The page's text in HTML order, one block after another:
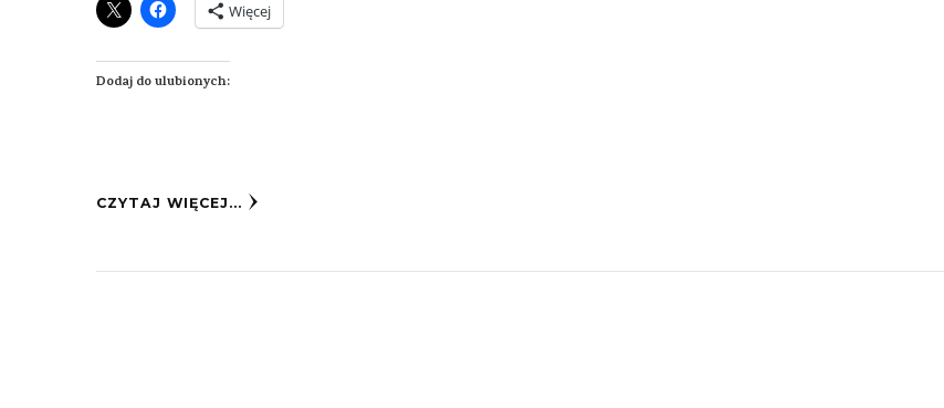
Więcej
Dodaj do ulubionych:
CZYTAJ WIĘCEJ...